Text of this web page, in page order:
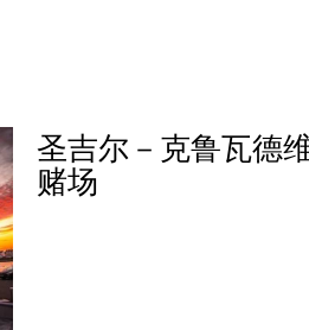
圣吉尔－克鲁瓦德
赌场